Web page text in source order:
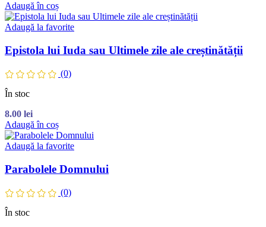
Adaugă în coș
Adaugă la favorite
Epistola lui Iuda sau Ultimele zile ale creștinătății
(0)
În stoc
8.00 lei
Adaugă în coș
Adaugă la favorite
Parabolele Domnului
(0)
În stoc